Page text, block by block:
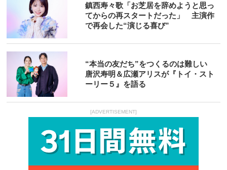
鎮西寿々歌「お芝居を辞めようと思っ
てからの再スタートだった」 主演作
で再会した“演じる喜び”
“本当の友だち”をつくるのは難しい
唐沢寿明＆広瀬アリスが『トイ・スト
ーリー５』を語る
[ADVERTISEMENT]